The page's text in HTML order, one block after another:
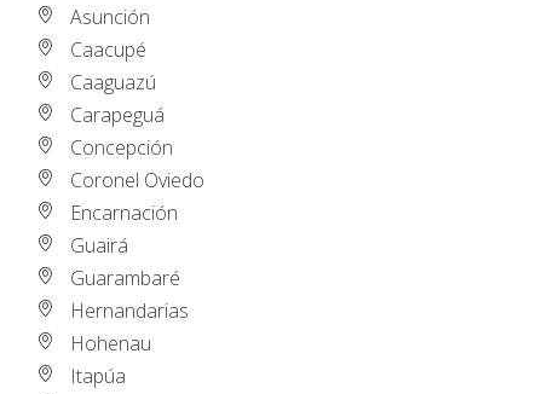
Asunción
Caacupé
Caaguazú
Carapeguá
Concepción
Coronel Oviedo
Encarnación
Guairá
Guarambaré
Hernandarias
Hohenau
Itapúa